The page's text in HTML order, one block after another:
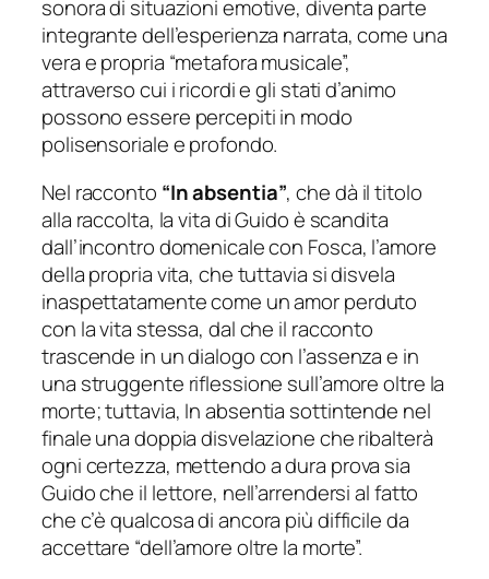
sonora di situazioni emotive, diventa parte
integrante dell’esperienza narrata, come una
vera e propria “metafora musicale”,
attraverso cui i ricordi e gli stati d’animo
possono essere percepiti in modo
polisensoriale e profondo.
Nel racconto “In absentia”, che dà il titolo
alla raccolta, la vita di Guido è scandita
dall’incontro domenicale con Fosca, l’amore
della propria vita, che tuttavia si disvela
inaspettatamente come un amor perduto
con la vita stessa, dal che il racconto
trascende in un dialogo con l’assenza e in
una struggente riflessione sull’amore oltre la
morte; tuttavia, In absentia sottintende nel
finale una doppia disvelazione che ribalterà
ogni certezza, mettendo a dura prova sia
Guido che il lettore, nell’arrendersi al fatto
che c’è qualcosa di ancora più difficile da
accettare “dell’amore oltre la morte”.